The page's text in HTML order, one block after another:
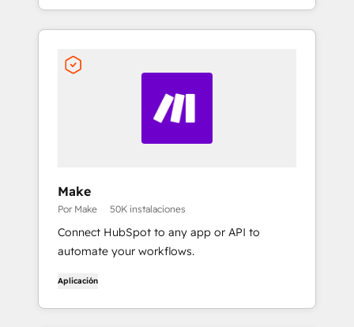
ChatGPT. No coding required.
Make
Por Make 50K instalaciones
Connect HubSpot to any app or API to
automate your workflows.
Aplicación